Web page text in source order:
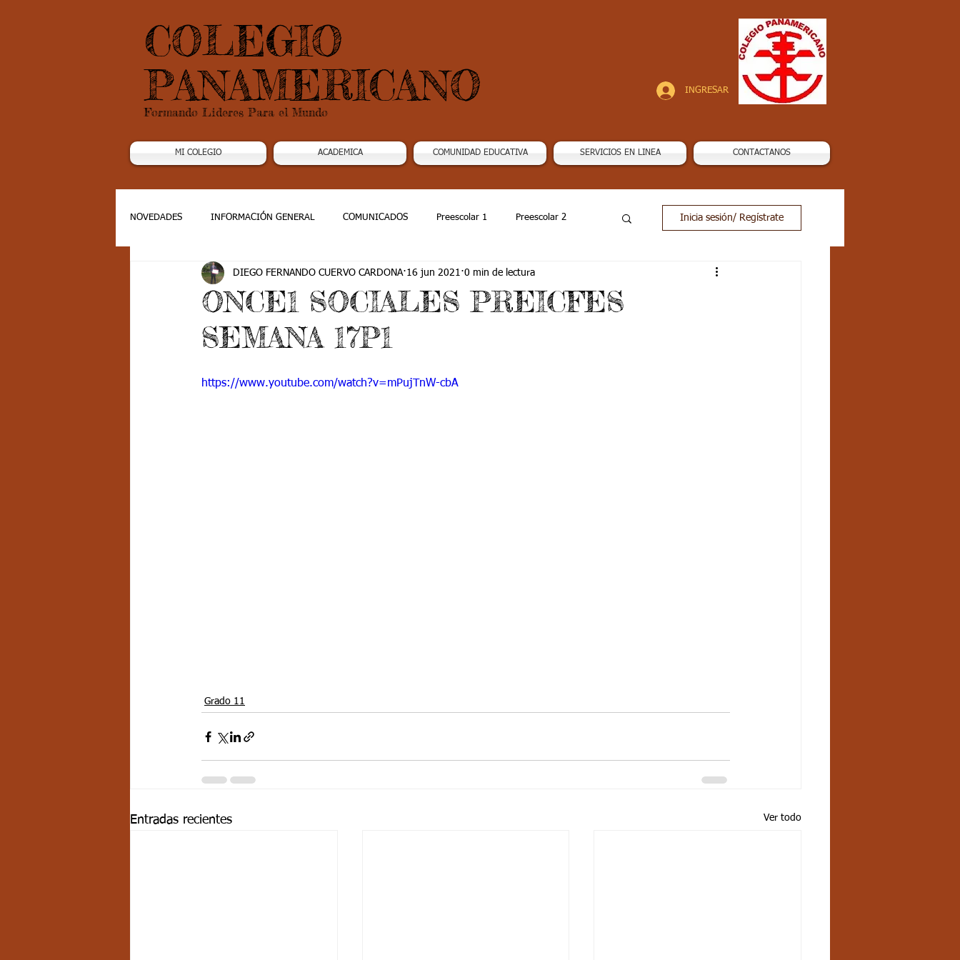
COLEGIO
PANAMERICANO
Formando Lideres Para el Mundo
INGRESAR
MI COLEGIO ACADEMICA COMUNIDAD EDUCATIVA SERVICIOS EN LINEA CONTACTANOS
NOVEDADES INFORMACIÓN GENERAL COMUNICADOS Preescolar 1 Preescolar 2
Grado 2 Grado 3 Grado 4 Grado 5 Grado 6 Grado 7 -1
Grado 7 -2 Grado 8 Grado 9 Grado 10
PSICOLOGÍA INSTITUCIONAL DEPORTES Jardín-2020
Inicia sesión/ Regístrate
ONCE1 SOCIALES PREICFES
SEMANA 17P1
DIEGO FERNANDO CUERVO CARDONA 16 jun 2021 0 min de lectura
https://www.youtube.com/watch?v=mPujTnW-cbA
Grado 11
Entradas recientes Ver todo